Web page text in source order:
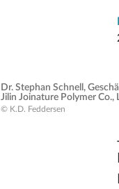
Dr. Stephan Schnell,
Jilin Joinature Polymer Co.,
© K.D. Feddersen